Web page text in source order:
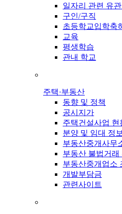
일자리 관련 유
구인/구직
초등학교입학축
교육
평생학습
관내 학교
주택·부동산
동향 및 정책
공시지가
주택건설사업 현
분양 및 임대 정보
부동산중개사무
부동산 불법거래
부동산중개업소
개발부담금
관련사이트